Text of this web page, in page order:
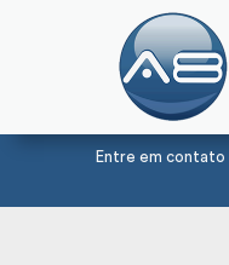
Entre em contato